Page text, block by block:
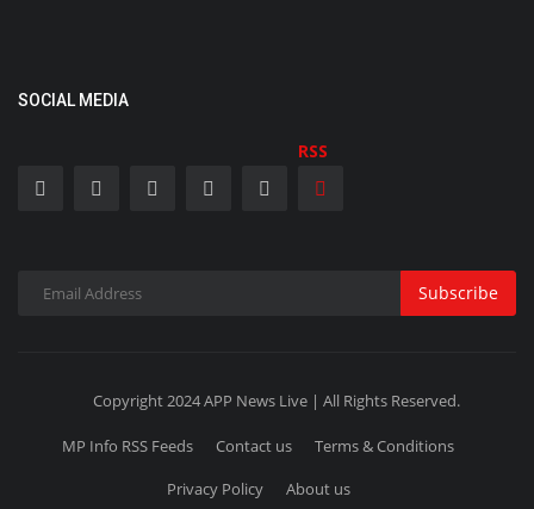
SOCIAL MEDIA
RSS
Subscribe
Copyright 2024 APP News Live | All Rights Reserved.
MP Info RSS Feeds Contact us
Terms & Conditions
Privacy Policy
About us